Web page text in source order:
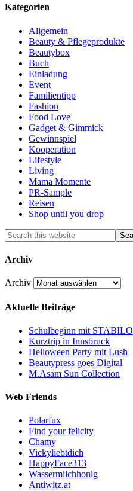
Kategorien
Allgemein
Beauty & Pflegeprodukte
Beautybox
Buch
Einladung
Event
Familientipp
Fashion
Food Love
Gadget & Gimmick
Gewinnspiel
Kooperation
Lifestyle
Living
Mama Momente
PR-Sample
Reisen
Shop until you drop
Archiv
Archiv
Aktuelle Beiträge
Schulbeginn mit STABILO
Kurztrip in Innsbruck
Helloween Party mit Lush
Beautypress goes Digital
M.Asam Sun Collection
Web Friends
Polarfux
Find your felicity
Chamy
Vickyliebtdich
HappyFace313
Wassermilchhonig
Antiwitz.at